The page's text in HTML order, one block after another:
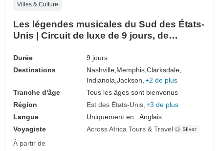
Villes & Culture
Les légendes musicales du Sud des États-
Unis | Circuit de luxe de 9 jours, de
Durée
9 jours
Destinations
Nashville, Memphis,Clarksdale,
Indianola,Jackson, +2 de plus
Tranche d'âge
Tous les âges sont bienvenus
Région
Est des États-Unis +3 de plus
Langue
Uniquement en : Anglais
Voyagiste
Across Africa Tours & Travel
À partir de